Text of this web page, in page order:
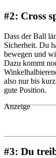
#2: Cross
Dass der Ball
Sicherheit. Du
bewegen und
Dazu kommt
also nur bis
gute Position.
Anzeige
#3: Du